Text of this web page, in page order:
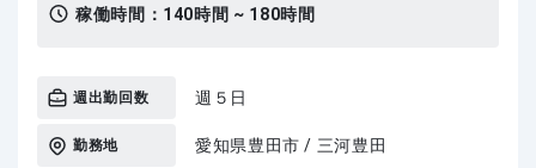
稼働時間： 140時間 ~ 180時間
週出勤回数 週５日
勤務地 愛知県豊田市 / 三河豊田